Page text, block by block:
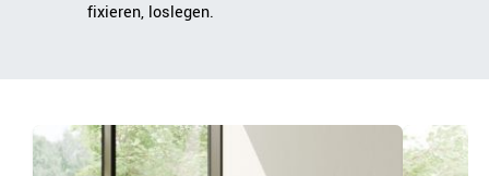
fixieren, loslegen.